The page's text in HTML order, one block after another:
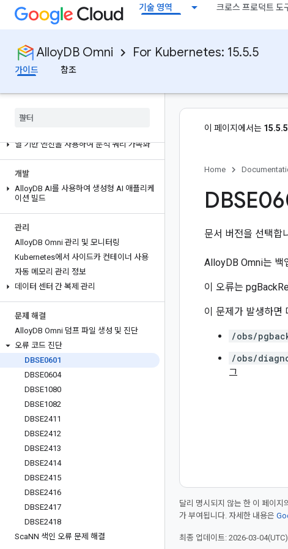
기술 영역 크로스 프로덕트 도
AlloyDB Omni For Kubernetes: 15.5.5
가이드
참조
액세스 보호 및 제어
환승
AlloyDB Omni 실행 및 연결
열 기반 엔진을 사용하여 분석 쿼리 가속화
개발
AlloyDB AI를 사용하여 생성형 AI 애플리케
이션 빌드
관리
AlloyDB Omni 관리 및 모니터링
Kubernetes에서 사이드카 컨테이너 사용
자동 메모리 관리 정보
데이터 센터 간 복제 관리
문제 해결
AlloyDB Omni 덤프 파일 생성 및 진단
오류 코드 진단
DBSE0601
DBSE0604
DBSE1080
DBSE1082
DBSE2411
DBSE2412
DBSE2413
DBSE2414
DBSE2415
DBSE2416
DBSE2417
DBSE2418
ScaNN 색인 오류 문제 해결
이 페이지에서는 15.5.5
Home
문서 버전을 선택합
AlloyDB Omni는 백
이 오류는
이 문제가 발생하면
/obs/
/obs/
그
달리 명시되지 않는 한 이 페이지
가 부여됩니다. 자세한 내용은
최종 업데이트: 2026-03-04(UTC)